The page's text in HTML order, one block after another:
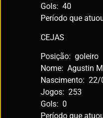
Gols: 40
Período que
CEJAS
Posição: goleiro
Nome: Agustin
Nascimento:
Jogos: 253
Gols: 0
Período que